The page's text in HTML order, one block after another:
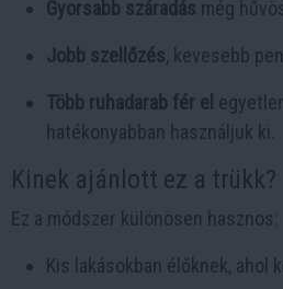
Gyorsabb száradás még
Jobb szellőzés, kevesebb
Több ruhadarab fér el
hatékonyabban használjuk ki.
Kinek ajánlott ez a trükk?
Ez a módszer különösen hasznos:
Kis lakásokban élőknek, ahol